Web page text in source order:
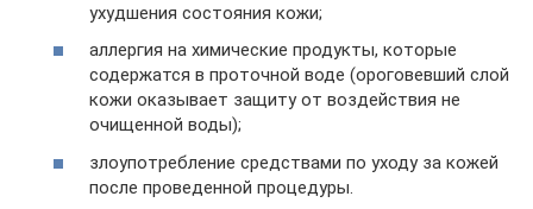
ухудшения состояния кожи;
аллергия на химические продукты, которые
содержатся в проточной воде (ороговевший слой
кожи оказывает защиту от воздействия не
очищенной воды);
злоупотребление средствами по уходу за кожей
после проведенной процедуры.